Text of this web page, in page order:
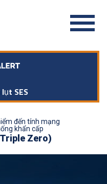
SES
đến tính mạng
khẩn cấp
Zero)